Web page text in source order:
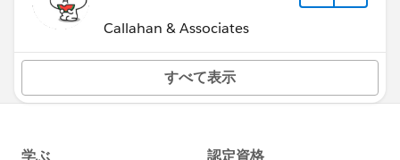
Callahan & Associates
すべて表示